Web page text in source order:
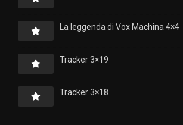
La leggenda di Vox Machina 4×4
Tracker 3×19
Tracker 3×18